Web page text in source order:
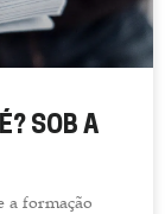
SOB A
a formação